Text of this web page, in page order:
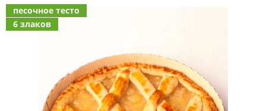
песочное тесто
6 злаков